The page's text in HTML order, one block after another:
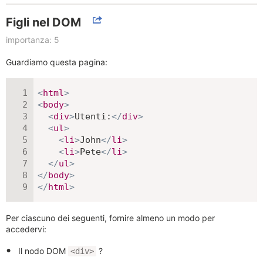
Figli nel DOM
importanza: 5
Guardiamo questa pagina:
<html>
<body>
<div>Utenti:</div>
<ul>
<li>John</li>
<li>Pete</li>
</ul>
</body>
</html>
Per ciascuno dei seguenti, fornire almeno un modo per
accedervi:
Il nodo DOM <div> ?